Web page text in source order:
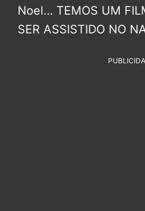
Noel… TEMOS UM
SER ASSISTIDO NO